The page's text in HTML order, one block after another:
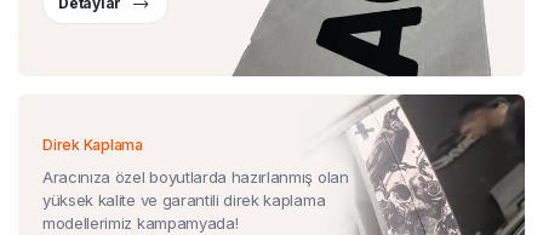
Direk Kaplama
Aracınıza özel boyutlarda hazırlanmış olan
yüksek kalite ve garantili direk kaplama
modellerimiz kampamyada!